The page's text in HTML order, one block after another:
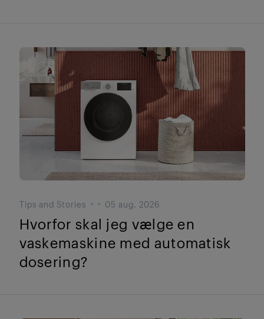
Tips and Stories 05 aug. 2026
Hvorfor skal jeg vælge en
vaskemaskine med automatisk
dosering?